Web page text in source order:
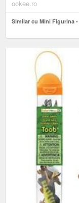
ookee.ro
Similar cu Mini Figurina